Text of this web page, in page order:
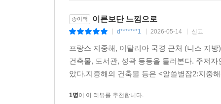
종이책 이론보단 느낌으로
d*******1 2026-05-14 신고
프랑스 지중해, 이탈리아 국경 근처 (니스 지
건축물, 도서관, 성곽 등등을 둘러본다. 주저
았다.지중해의 건축물 등은 <알쓸별잡2:지중
1명이 이 리뷰를 추천합니다.